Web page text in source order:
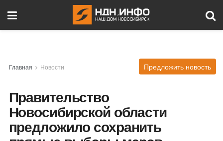
Главная Новости Предложить новость
Правительство
Новосибирской области
предложило сохранить